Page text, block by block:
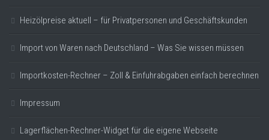
Heizölpreise aktuell – für Privatpersonen und Geschäftskunden
Import von Waren nach Deutschland – Was Sie wissen müssen
Importkosten-Rechner – Zoll & Einfuhrabgaben einfach berechnen
Impressum
Lagerflächen-Rechner-Widget für die eigene Webseite